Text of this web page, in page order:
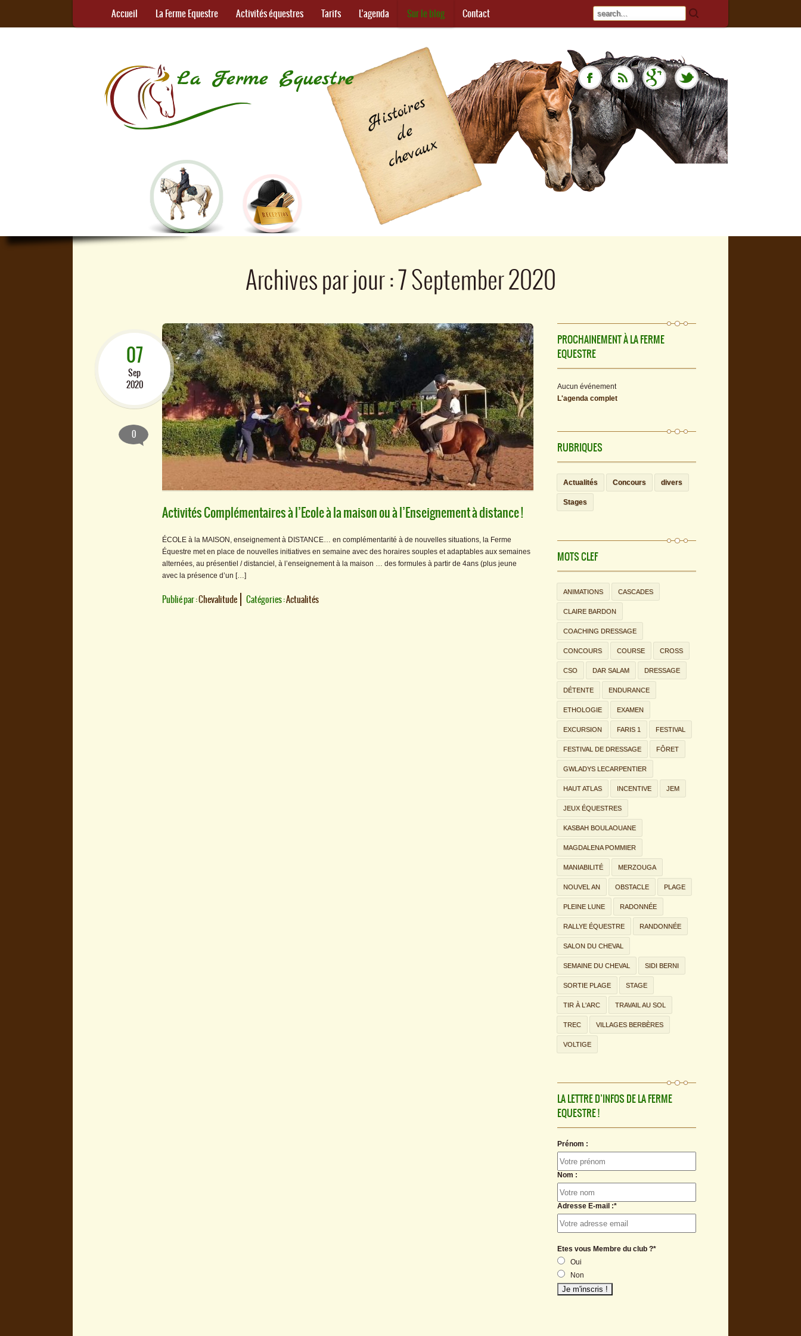
Accueil La Ferme Equestre Activités équestres Tarifs L’agenda Sur le blog Contact
Archives par jour :7 September 2020
07
Sep
2020
0
Activités Complémentaires à l’Ecole à la maison ou à l’Enseignement à distance !
ÉCOLE à la MAISON, enseignement à DISTANCE… en complémentarité à de nouvelles situations, la Ferme
Équestre met en place de nouvelles initiatives en semaine avec des horaires souples et adaptables aux semaines
alternées, au présentiel / distanciel, à l’enseignement à la maison … des formules à partir de 4ans (plus jeune
avec la présence d’un […]
Publié par :Chevalitude Catégories :Actualités
PROCHAINEMENT À LA FERME
EQUESTRE
Aucun événement
L'agenda complet
RUBRIQUES
Actualités Concours divers
Stages
MOTS CLEF
ANIMATIONS CASCADES
CLAIRE BARDON
COACHING DRESSAGE
CONCOURS COURSE CROSS
CSO DAR SALAM DRESSAGE
DÉTENTE ENDURANCE
ETHOLOGIE EXAMEN
EXCURSION FARIS 1 FESTIVAL
FESTIVAL DE DRESSAGE FÔRET
GWLADYS LECARPENTIER
HAUT ATLAS INCENTIVE JEM
JEUX ÉQUESTRES
KASBAH BOULAOUANE
MAGDALENA POMMIER
MANIABILITÉ MERZOUGA
NOUVEL AN OBSTACLE PLAGE
PLEINE LUNE RADONNÉE
RALLYE ÉQUESTRE RANDONNÉE
SALON DU CHEVAL
SEMAINE DU CHEVAL SIDI BERNI
SORTIE PLAGE STAGE
TIR À L'ARC TRAVAIL AU SOL
TREC VILLAGES BERBÈRES
VOLTIGE
LA LETTRE D’INFOS DE LA FERME
EQUESTRE !
Prénom :
Nom :
Adresse E-mail :*
Etes vous Membre du club ?*
Oui
Non